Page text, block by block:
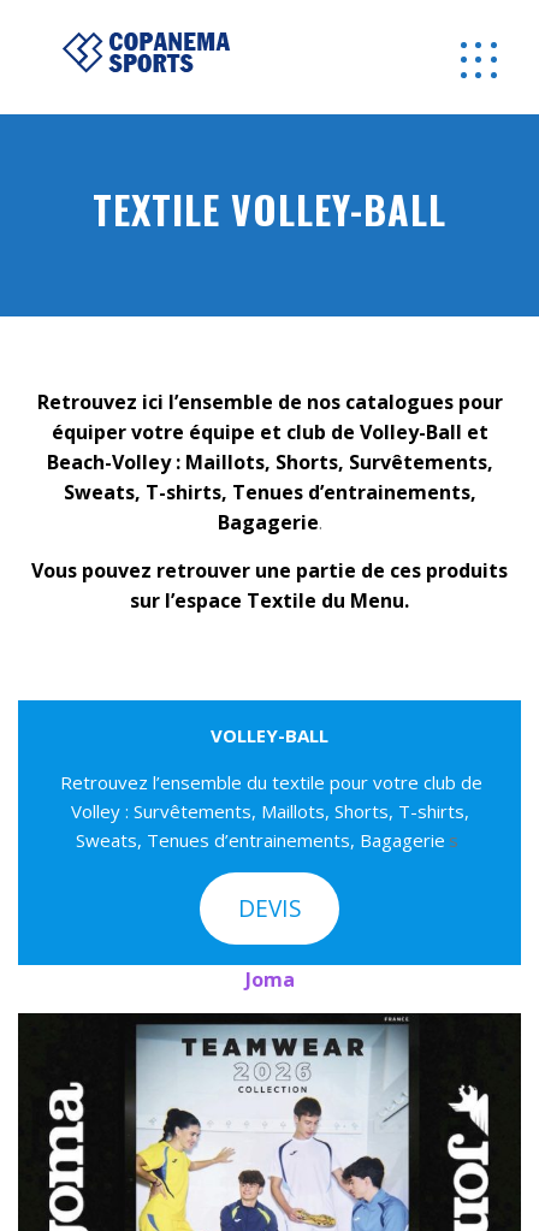
TEXTILE VOLLEY-BALL
Retrouvez ici l’ensemble de nos catalogues pour
équiper votre équipe et club de Volley-Ball et
Beach-Volley : Maillots, Shorts, Survêtements,
Sweats, T-shirts, Tenues d’entrainements,
Bagagerie.
Vous pouvez retrouver une partie de ces produits
sur l’espace Textile du Menu.
VOLLEY-BALL
Retrouvez l’ensemble du textile pour votre club de
Volley : Survêtements, Maillots, Shorts, T-shirts,
Sweats, Tenues d’entrainements, Bagagerie s
DEVIS
Joma